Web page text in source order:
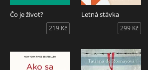
Čo je život?
219 Kč
Letná stávka
299 Kč